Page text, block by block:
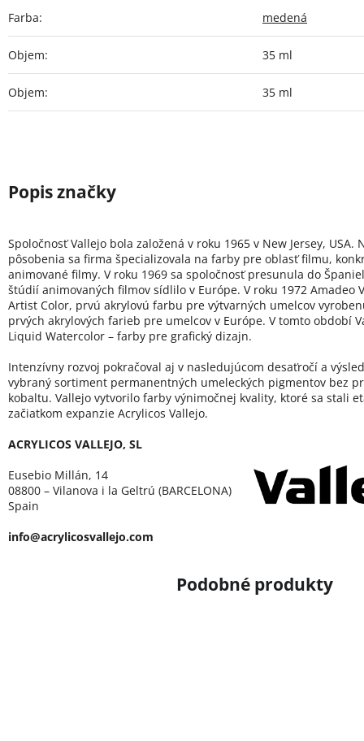
Farba: medená
Objem: 35 ml
Objem: 35 ml
Spoločnosť Vallejo bola založená v roku 1965 v New Jersey, USA.
pôsobenia sa firma špecializovala na farby pre oblasť filmu,
animované filmy. V roku 1969 sa spoločnosť presunula do
štúdií animovaných filmov sídlilo v Európe. V roku 1972 Amadeo
Artist Color, prvú akrylovú farbu pre výtvarných umelcov
prvých akrylových farieb pre umelcov v Európe. V tomto období
Liquid Watercolor – farby pre grafický dizajn.
Intenzívny rozvoj pokračoval aj v nasledujúcom desaťročí a
vybraný sortiment permanentných umeleckých pigmentov bez
kobaltu. Vallejo vytvorilo farby výnimočnej kvality, ktoré sa stali
začiatkom expanzie Acrylicos Vallejo.
ACRYLICOS VALLEJO, SL
Eusebio Millán, 14
08800 – Vilanova i la Geltrú (BARCELONA)
Spain
info@acrylicosvallejo.com